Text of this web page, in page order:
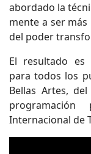
abordado la
mente a ser más
del poder
El resultado es
para todos los
Bellas Artes,
Internacional de